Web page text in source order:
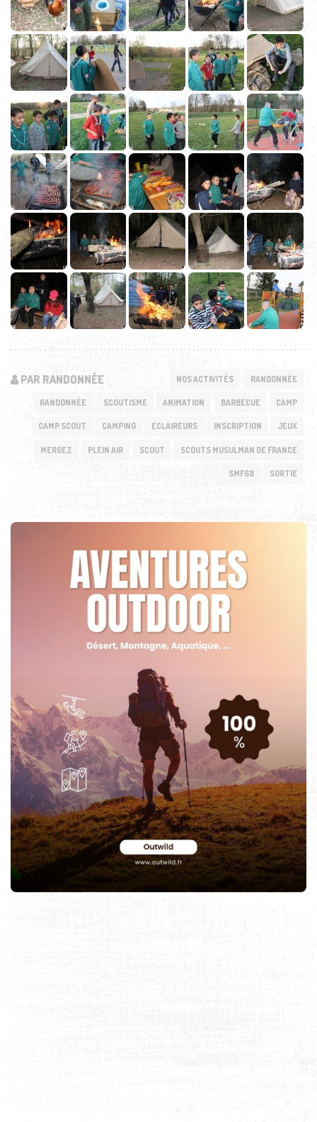
PAR RANDONNÉE NOS ACTIVITÉS RANDONNÉE
RANDONNÉE SCOUTISME ANIMATION BARBECUE CAMP
CAMP SCOUT CAMPING ECLAIREURS INSCRIPTION JEUX
MERGEZ PLEIN AIR SCOUT SCOUTS MUSULMAN DE FRANCE
SMF68 SORTIE